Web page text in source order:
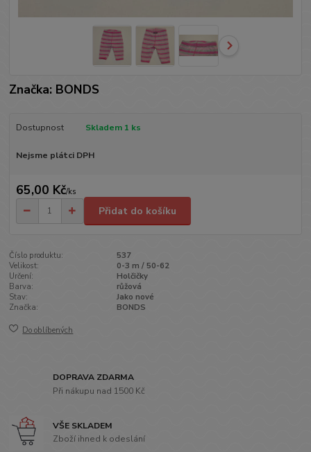
Značka: BONDS
Dostupnost Skladem 1 ks
Nejsme plátci DPH
65,00 Kč/ks
Přidat do košíku
Číslo produktu:
537
Velikost:
0-3 m / 50-62
Určení:
Holčičky
Barva:
růžová
Stav:
Jako nové
Značka:
BONDS
Do oblíbených
DOPRAVA ZDARMA
Při nákupu nad 1500 Kč
VŠE SKLADEM
Zboží ihned k odeslání